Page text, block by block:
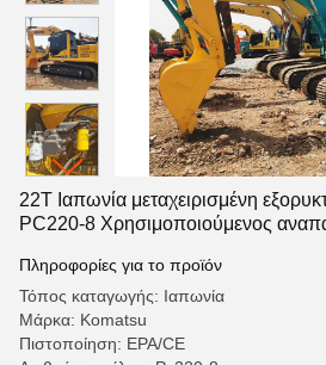
22T Ιαπωνία μεταχειρισμένη
PC220-8 Χρησιμοποιούμενος
Πληροφορίες για το προϊόν
Τόπος καταγωγής: Ιαπωνία
Μάρκα: Komatsu
Πιστοποίηση: EPA/CE